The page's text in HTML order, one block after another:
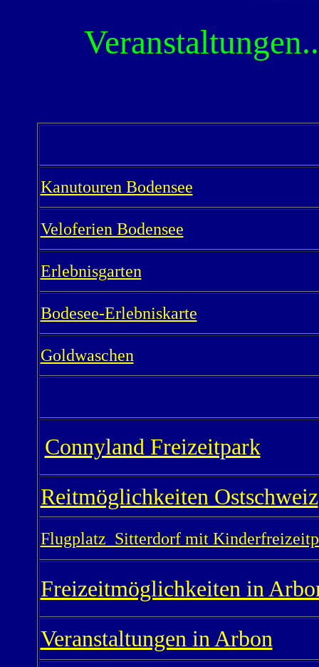
Kanutouren Bodensee
Veloferien Bodensee
Erlebnisgarten
Bodesee-Erlebniskarte
Goldwaschen
Connyland Freizeitpark
Reitmöglichkeiten Ostschweiz
Flugplatz Sitterdorf mit
Freizeitmöglichkeiten in
Veranstaltungen in Arbon